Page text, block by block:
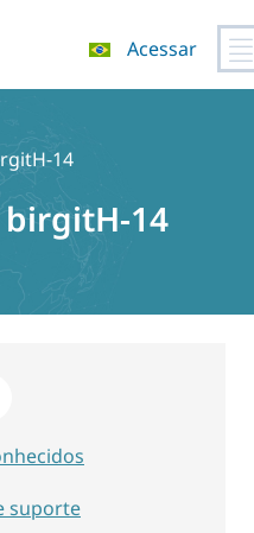
Acessar
14
birgitH-14
suporte